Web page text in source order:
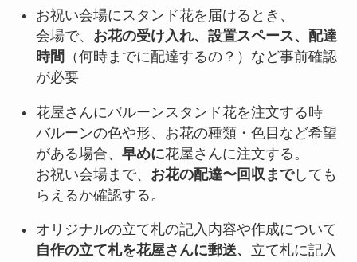
お祝い会場にスタンド花を届けるとき、
会場で、 お花の受け入れ、設置スペース、配達
時間 （何時までに配達するの？）など事前確認
が必要
花屋さんにバルーンスタンド花を注文する時
バルーンの色や形、お花の種類・色目など希望
がある場合、 早めに花屋さんに注文する。
お祝い会場まで、 お花の配達〜回収までしても
らえるか確認する。
オリジナルの立て札の記入内容や作成について
自作の立て札を花屋さんに郵送、 立て札に記入